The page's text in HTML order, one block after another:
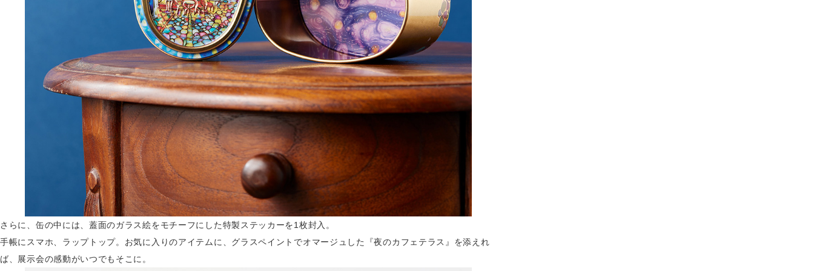
さらに、缶の中には、蓋面のガラス絵をモチーフにした特製ステッカーを1枚封入。
手帳にスマホ、ラップトップ。お気に入りのアイテムに、グラスペイントでオマージュした『夜のカフェテラス』を添えれ
ば、展示会の感動がいつでもそこに。